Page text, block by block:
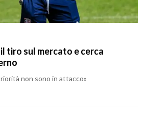
tiro sul mercato e cerca
non sono in attacco»